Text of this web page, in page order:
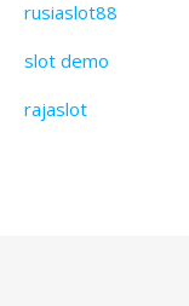
rusiaslot88
slot demo
rajaslot